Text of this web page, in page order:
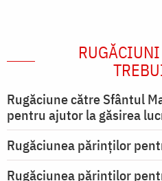
Rugăciune către Sfântul
pentru ajutor la găsirea
Rugăciunea părinților
Rugăciunea părinților